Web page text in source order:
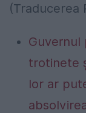
(Traducerea
trotinete
lor ar